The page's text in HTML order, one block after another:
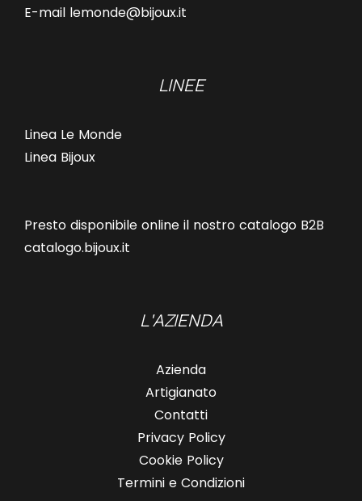
E-mail lemonde@bijoux.it
LINEE
Linea Le Monde
Linea Bijoux
Presto disponibile online il nostro catalogo B2B
catalogo.bijoux.it
L'AZIENDA
Azienda
Artigianato
Contatti
Privacy Policy
Cookie Policy
Termini e Condizioni